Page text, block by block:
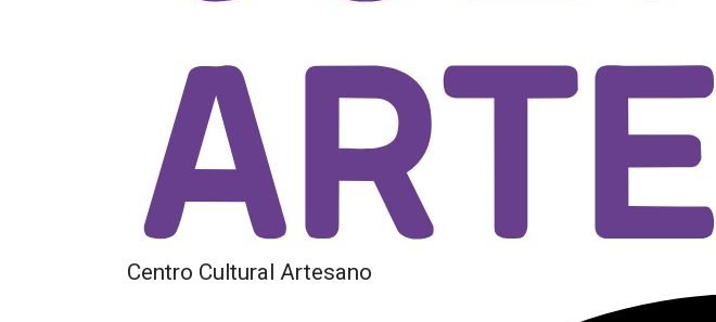
Centro Cultural Artesano